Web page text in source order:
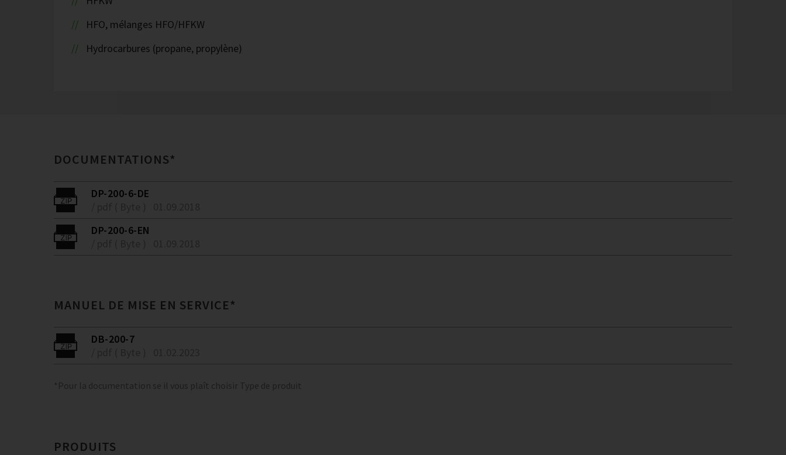
HFO, mélanges HFO/HFKW
Hydrocarbures (propane, propylène)
DOCUMENTATIONS*
DP-200-6-DE
DP-200-6-EN
MANUEL DE MISE EN SERVICE*
DB-200-7
*Pour la documentation se il vous plaît choisir Type de produit
PRODUITS